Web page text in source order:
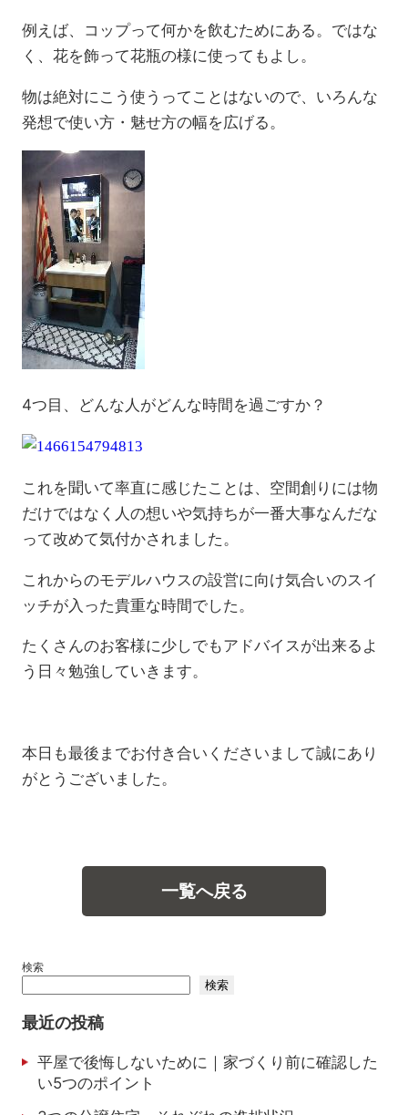
例えば、コップって何かを飲むためにある。ではな
く、花を飾って花瓶の様に使ってもよし。
物は絶対にこう使うってことはないので、いろんな
発想で使い方・魅せ方の幅を広げる。
4つ目、どんな人がどんな時間を過ごすか？
これを聞いて率直に感じたことは、空間創りには物
だけではなく人の想いや気持ちが一番大事なんだな
って改めて気付かされました。
これからのモデルハウスの設営に向け気合いのスイ
ッチが入った貴重な時間でした。
たくさんのお客様に少しでもアドバイスが出来るよ
う日々勉強していきます。
本日も最後までお付き合いくださいまして誠にあり
がとうございました。
一覧へ戻る
検索
検索
最近の投稿
平屋で後悔しないために｜家づくり前に確認した
い5つのポイント